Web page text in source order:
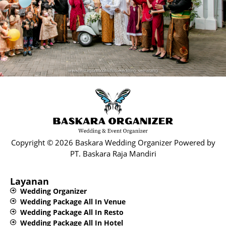
Copyright © 2026 Baskara Wedding Organizer Powered by
PT. Baskara Raja Mandiri​
Layanan
Wedding Organizer
Wedding Package All In Venue
Wedding Package All In Resto
Wedding Package All In Hotel